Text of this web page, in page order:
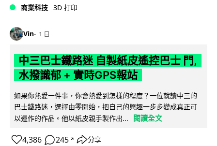
商業科技 3D 打印
Vin 1 日
中三巴士鐵路迷 自製紙皮遙控巴士 門,
水撥識郁 + 實時GPS報站
如果你熱愛一件事，你會熱愛到怎樣的程度？一位就讀中三的
巴士鐵路迷，選擇由零開始，把自己的興趣一步步變成真正可
以運作的作品。他以紙皮親手製作出...
閱讀全文
4,386 245 ↗ 分享